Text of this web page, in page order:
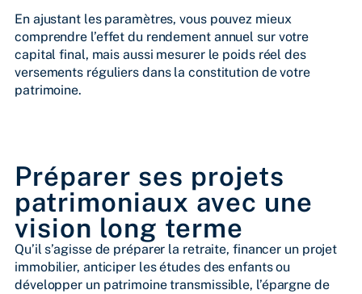
En ajustant les paramètres, vous pouvez mieux
comprendre l’effet du rendement annuel sur votre
capital final, mais aussi mesurer le poids réel des
versements réguliers dans la constitution de votre
patrimoine.
Préparer ses projets
patrimoniaux avec une
vision long terme
Qu’il s’agisse de préparer la retraite, financer un projet
immobilier, anticiper les études des enfants ou
développer un patrimoine transmissible, l’épargne de